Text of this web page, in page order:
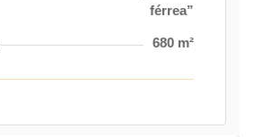
férrea”
680 m²